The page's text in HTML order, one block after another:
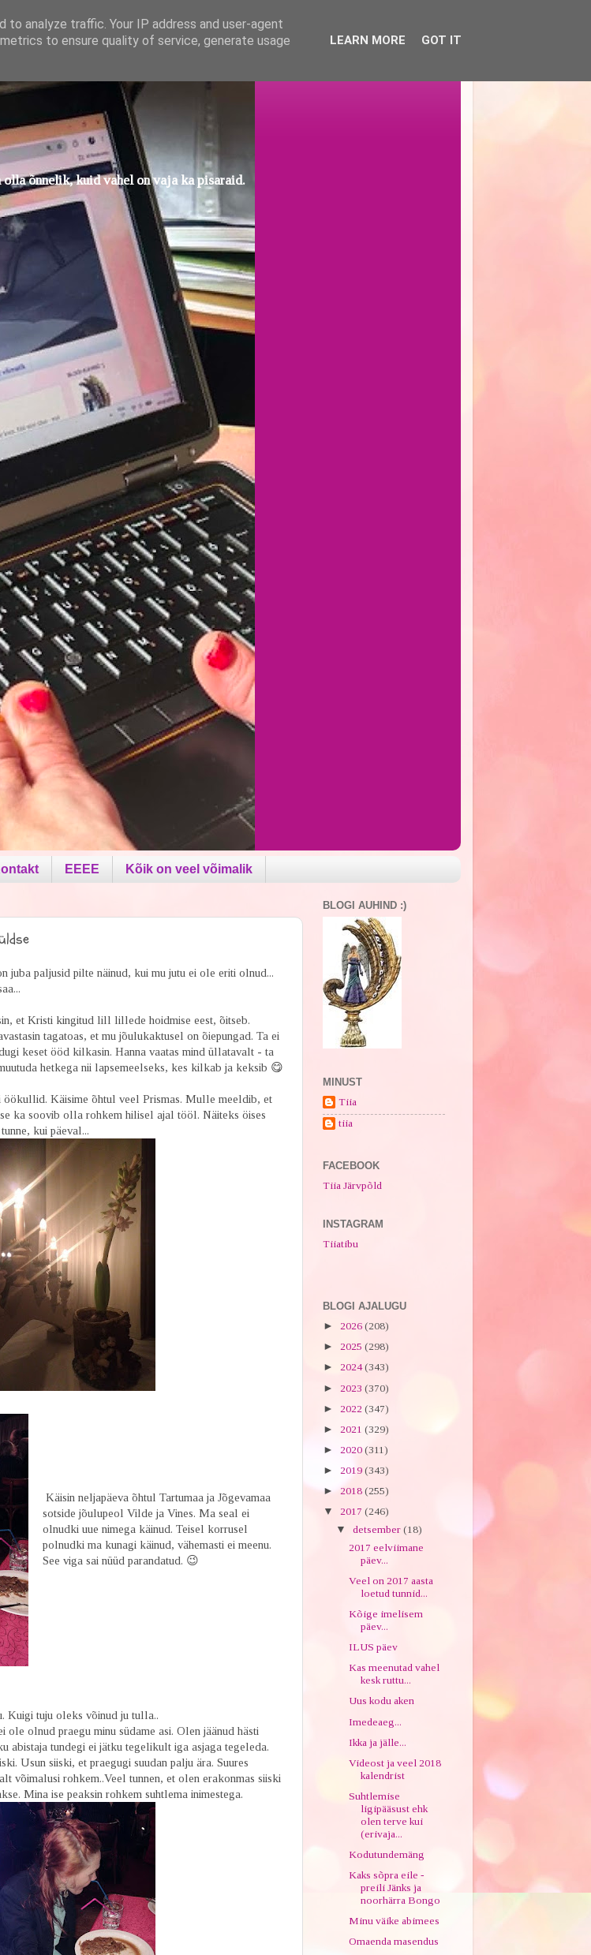
õnnelik, kuid vahel on vaja ka pisaraid.
EEEE Kõik on veel võimalik
juba paljusid pilte näinud, kui mu jutu ei ole eriti olnud...
et Kristi kingitud lill lillede hoidmise eest, õitseb.
tagatoas, et mu jõulukaktusel on õiepungad. Ta ei
keset ööd kilkasin. Hanna vaatas mind üllatavalt - ta
hetkega nii lapsemeelseks, kes kilkab ja keksib 😋
öökullid. Käisime õhtul veel Prismas. Mulle meeldib, et
ka soovib olla rohkem hilisel ajal tööl. Näiteks öises
kui päeval...
Käisin neljapäeva õhtul Tartumaa ja Jõgevamaa
sotside jõulupeol Vilde ja Vines. Ma seal ei
olnudki uue nimega käinud. Teisel korrusel
polnudki ma kunagi käinud, vähemasti ei meenu.
See viga sai nüüd parandatud. 😉
Kuigi tuju oleks võinud ju tulla..
olnud praegu minu südame asi. Olen jäänud hästi
abistaja tundegi ei jätku tegelikult iga asjaga tegeleda.
Usun siiski, et praegugi suudan palju ära. Suures
võimalusi rohkem..Veel tunnen, et olen erakonmas siiski
Mina ise peaksin rohkem suhtlema inimestega.
BLOGI AUHIND :)
MINUST
Tiia
tiia
FACEBOOK
Tiia Järvpõld
INSTAGRAM
Tiiatibu
BLOGI AJALUGU
► 2026 (208)
► 2025 (298)
► 2024(343)
► 2023 (370)
► 2022 (347)
► 2021 (329)
► 2020 (311)
► 2019 (343)
► 2018 (255)
▼ 2017 (246)
▼ detsember (18)
2017 eelviimane
päev...
Veel on 2017 aasta
loetud tunnid...
Kõige imelisem
päev...
ILUS päev
Kas meenutad vahel
kesk ruttu...
Uus kodu aken
Imedeaeg...
Ikka ja jälle...
Videost ja veel 2018
kalendrist
Suhtlemise
ligipääsust ehk
olen terve kui
(erivaja...
Kodutundemäng
Kaks sõpra eile -
preili Jänks ja
noorhärra Bongo
Minu väike abimees
Omaenda masendus
analyze traffic. Your IP address and user-agent
to ensure quality of service, generate usage
LEARN MORE GOT IT